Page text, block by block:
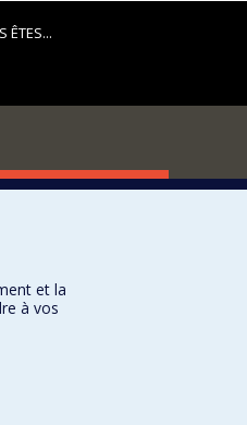
ÊTES...
ET DES SCIENCES
et la
à vos